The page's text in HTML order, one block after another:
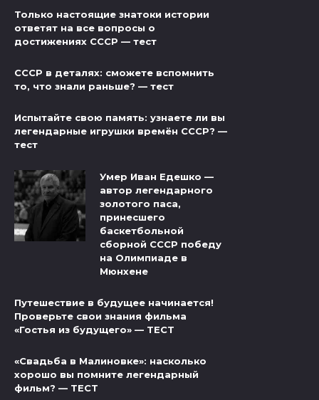
Только настоящие знатоки истории
ответят на все вопросы о
достижениях СССР — тест
СССР в деталях: сможете вспомнить
то, что знали раньше? — тест
Испытайте свою память: узнаете ли вы
легендарные игрушки времён СССР? —
тест
Умер Иван Едешко —
автор легендарного
золотого паса,
принесшего
баскетбольной
сборной СССР победу
на Олимпиаде в
Мюнхене
Путешествие в будущее начинается!
Проверьте свои знания фильма
«Гостья из будущего» — ТЕСТ
«Свадьба в Малиновке»: насколько
хорошо вы помните легендарный
фильм? — ТЕСТ